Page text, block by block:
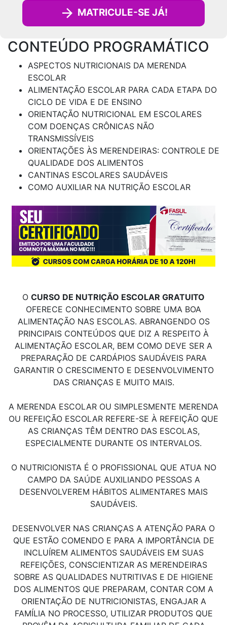
MATRICULE-SE JÁ!
CONTEÚDO PROGRAMÁTICO
ASPECTOS NUTRICIONAIS DA MERENDA
ESCOLAR
ALIMENTAÇÃO ESCOLAR PARA CADA ETAPA DO
CICLO DE VIDA E DE ENSINO
ORIENTAÇÃO NUTRICIONAL EM ESCOLARES
COM DOENÇAS CRÔNICAS NÃO
TRANSMISSÍVEIS
ORIENTAÇÕES ÀS MERENDEIRAS: CONTROLE DE
QUALIDADE DOS ALIMENTOS
CANTINAS ESCOLARES SAUDÁVEIS
COMO AUXILIAR NA NUTRIÇÃO ESCOLAR
O CURSO DE NUTRIÇÃO ESCOLAR GRATUITO
OFERECE CONHECIMENTO SOBRE UMA BOA
ALIMENTAÇÃO NAS ESCOLAS. ABRANGENDO OS
PRINCIPAIS CONTEÚDOS QUE DIZ A RESPEITO À
ALIMENTAÇÃO ESCOLAR, BEM COMO DEVE SER A
PREPARAÇÃO DE CARDÁPIOS SAUDÁVEIS PARA
GARANTIR O CRESCIMENTO E DESENVOLVIMENTO
DAS CRIANÇAS E MUITO MAIS.
A MERENDA ESCOLAR OU SIMPLESMENTE MERENDA
OU REFEIÇÃO ESCOLAR REFERE-SE À REFEIÇÃO QUE
AS CRIANÇAS TÊM DENTRO DAS ESCOLAS,
ESPECIALMENTE DURANTE OS INTERVALOS.
O NUTRICIONISTA É O PROFISSIONAL QUE ATUA NO
CAMPO DA SAÚDE AUXILIANDO PESSOAS A
DESENVOLVEREM HÁBITOS ALIMENTARES MAIS
SAUDÁVEIS.
DESENVOLVER NAS CRIANÇAS A ATENÇÃO PARA O
QUE ESTÃO COMENDO E PARA A IMPORTÂNCIA DE
INCLUÍREM ALIMENTOS SAUDÁVEIS EM SUAS
REFEIÇÕES, CONSCIENTIZAR AS MERENDEIRAS
SOBRE AS QUALIDADES NUTRITIVAS E DE HIGIENE
DOS ALIMENTOS QUE PREPARAM, CONTAR COM A
ORIENTAÇÃO DE NUTRICIONISTAS, ENGAJAR A
FAMÍLIA NO PROCESSO, UTILIZAR PRODUTOS QUE